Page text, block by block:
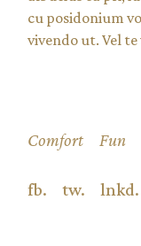
cu posidonium
vivendo ut. Vel
Comfort Fun
fb. tw. lnkd.